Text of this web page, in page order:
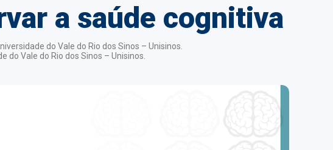
a saúde cognitiva
do Vale do Rio dos Sinos – Unisinos.
do Vale do Rio dos Sinos – Unisinos.